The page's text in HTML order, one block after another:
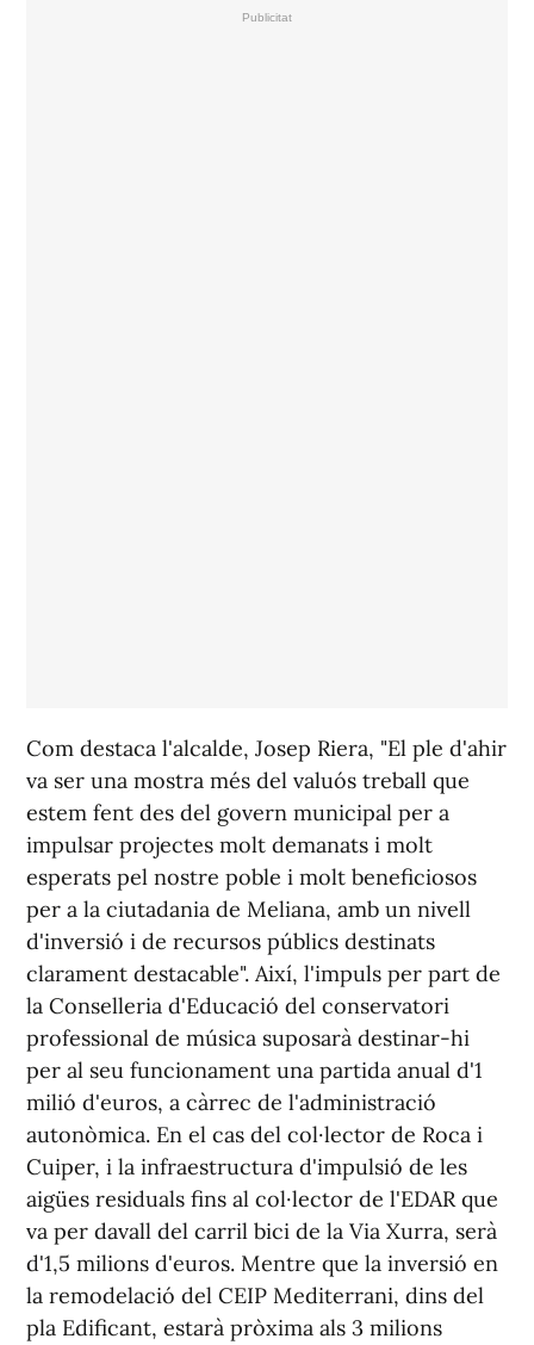
Com destaca l'alcalde, Josep Riera, "El ple d'ahir
va ser una mostra més del valuós treball que
estem fent des del govern municipal per a
impulsar projectes molt demanats i molt
esperats pel nostre poble i molt beneficiosos
per a la ciutadania de Meliana, amb un nivell
d'inversió i de recursos públics destinats
clarament destacable". Així, l'impuls per part de
la Conselleria d'Educació del conservatori
professional de música suposarà destinar-hi
per al seu funcionament una partida anual d'1
milió d'euros, a càrrec de l'administració
autonòmica. En el cas del col·lector de Roca i
Cuiper, i la infraestructura d'impulsió de les
aigües residuals fins al col·lector de l'EDAR que
va per davall del carril bici de la Via Xurra, serà
d'1,5 milions d'euros. Mentre que la inversió en
la remodelació del CEIP Mediterrani, dins del
pla Edificant, estarà pròxima als 3 milions